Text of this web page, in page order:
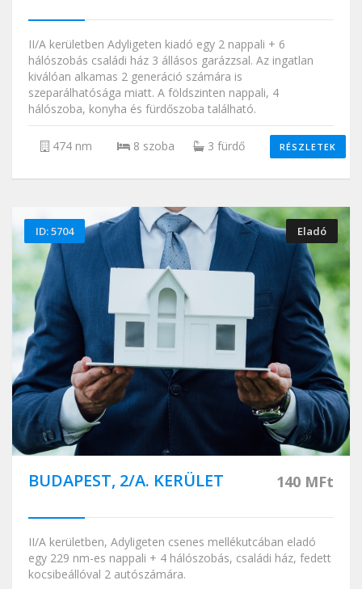
II/A kerületben Adyligeten kiadó egy 2 nappali + 6
hálószobás családi ház 3 állásos garázzsal. Az ingatlan
kiválóan alkamas 2 generáció számára is
szeparálhatósága miatt. A földszinten nappali, 4
hálószoba, konyha és fürdőszoba található.
474 nm 8 szoba 3 fürdő RÉSZLETEK
ID: 5704 Eladó
BUDAPEST, 2/A. KERÜLET 140 MFt
II/A kerületben, Adyligeten csenes mellékutcában eladó
egy 229 nm-es nappali + 4 hálószobás, családi ház, fedett
kocsibeállóval 2 autószámára.